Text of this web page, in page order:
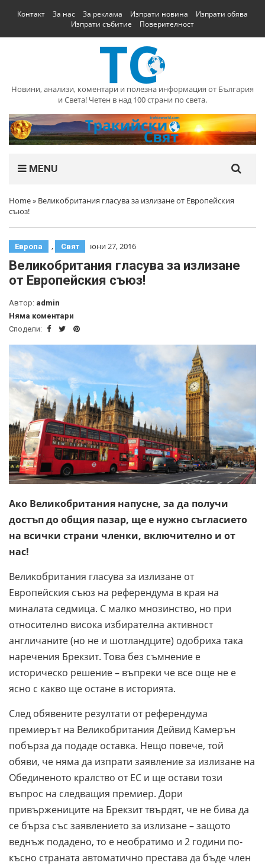
Контакт За нас За реклама Изпрати новина
Изпрати обява
Изпрати събитие
Поверителност
Новини, анализи, коментари и полезна информация от България
и Света! Четен в над 100 страни по света.
MENU
Home» Великобритания гласува за излизане от Европейския
съюз!
Европа , Свят юни 27, 2016
Великобритания гласува за излизане
от Европейския съюз!
Автор: admin
Няма коментари
Сподели:
Ако Великобритания напусне, за да получи
достъп до общия пазар, ще е нужно съгласието
на всички страни членки, включително и от
нас!
Великобритания гласува за излизане от
Европейския съюз на референдума в края на
миналата седмица. С малко мнозинство, но при
относително висока избирателна активност
англичаните (но не и шотландците) одобриха така
наречения Брекзит. Това без съмнение е
историческо решение – въпреки че все още не е
ясно с какво ще остане в историята.
След обявените резултати от референдума
премиерът на Великобритания Дейвид Камерън
побърза да подаде оставка. Нещо повече, той
обяви, че няма да изпрати заявление за излизане на
Обединеното кралство от ЕС и ще остави този
въпрос на следващия премиер. Дори
привържениците на Брекзит твърдят, че не бива да
се бърза със заявлението за излизане – защото
веднъж подадено, то е необратимо и 2 години по-
късно страната автоматично престава да бъде член